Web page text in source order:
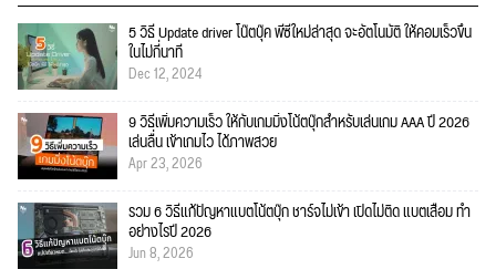
5 วิธี Update driver โน๊ตบุ๊ค พีซีใหม่ล่าสุด จะอัตโนมัติ ให้คอมเร็วขึ้น
ในไม่กี่นาที
Dec 12, 2024
9 วิธีเพิ่มความเร็ว ให้กับเกมมิ่งโน้ตบุ๊กสำหรับเล่นเกม AAA ปี 2026
เล่นลื่น เข้าเกมไว ได้ภาพสวย
Apr 23, 2026
รวม 6 วิธีแก้ปัญหาแบตโน้ตบุ๊ก ชาร์จไม่เข้า เปิดไม่ติด แบตเสื่อม ทำ
อย่างไรปี 2026
Jun 8, 2026